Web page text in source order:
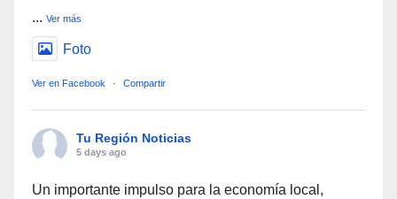
... Ver más
Foto
Ver en Facebook · Compartir
Tu Región Noticias
5 days ago
Un importante impulso para la economía local,